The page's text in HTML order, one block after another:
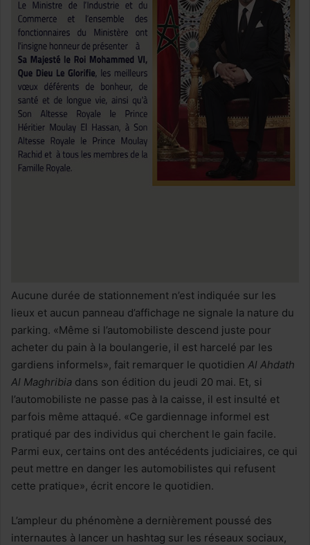
Aucune durée de stationnement n’est indiquée sur les
lieux et aucun panneau d’affichage ne signale la nature du
parking. «Même si l’automobiliste descend juste pour
acheter du pain à la boulangerie, il est harcelé par les
gardiens informels», fait remarquer le quotidien Al Ahdath
Al Maghribia dans son édition du jeudi 20 mai. Et, si
l’automobiliste ne passe pas à la caisse, il est insulté et
parfois même attaqué. «Ce gardiennage informel est
pratiqué par des individus qui cherchent le gain facile.
Parmi eux, certains ont des antécédents judiciaires, ce qui
peut mettre en danger les automobilistes qui refusent
cette pratique», écrit encore le quotidien.
L’ampleur du phénomène a dernièrement poussé des
internautes à lancer un hashtag sur les réseaux sociaux,